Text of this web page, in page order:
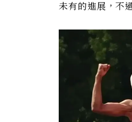
未有的進展，不